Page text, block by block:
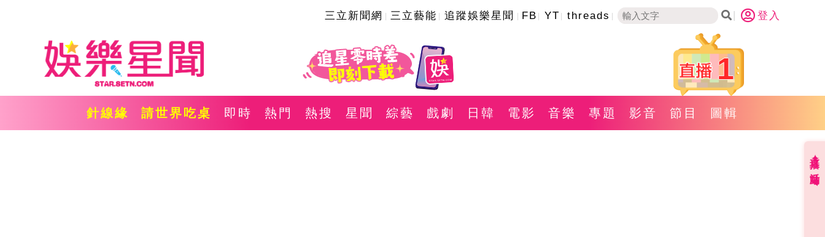
三立新聞網 三立藝能 追蹤娛樂星聞 FB YT threads 登入
1
針線緣 請世界吃桌 即時 熱門 熱搜 星聞 綜藝 戲劇 日韓 電影 音樂 專題 影音 節目 圖輯
直播✦活動